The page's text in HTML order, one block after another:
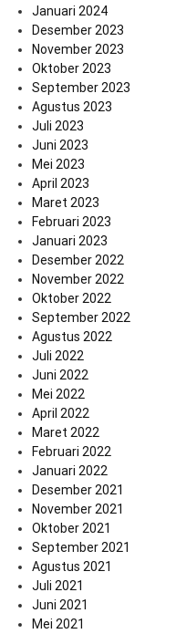
Januari 2024
Desember 2023
November 2023
Oktober 2023
September 2023
Agustus 2023
Juli 2023
Juni 2023
Mei 2023
April 2023
Maret 2023
Februari 2023
Januari 2023
Desember 2022
November 2022
Oktober 2022
September 2022
Agustus 2022
Juli 2022
Juni 2022
Mei 2022
April 2022
Maret 2022
Februari 2022
Januari 2022
Desember 2021
November 2021
Oktober 2021
September 2021
Agustus 2021
Juli 2021
Juni 2021
Mei 2021